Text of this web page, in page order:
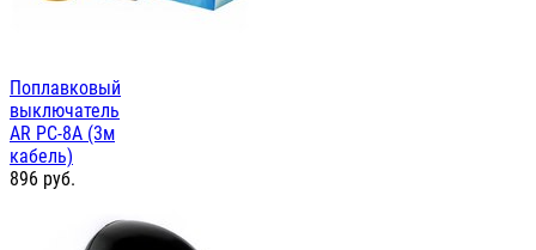
Поплавковый
выключатель
AR PC-8A (3м
кабель)
896 руб.